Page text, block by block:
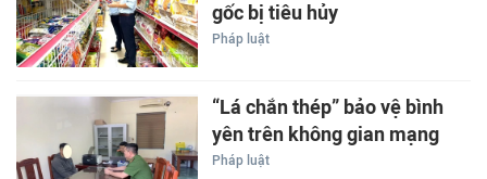
gốc bị tiêu hủy
Pháp luật
“Lá chắn thép” bảo vệ bình
yên trên không gian mạng
Pháp luật